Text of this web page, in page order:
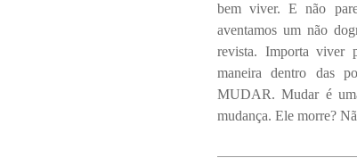
bem viver. E não
aventamos um não
revista. Importa viver
maneira dentro das
MUDAR. Mudar é
mudança. Ele morre?